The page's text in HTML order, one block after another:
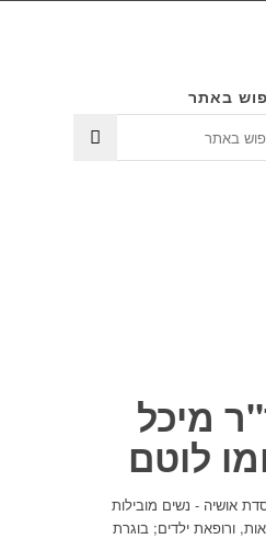
באתר
מיכל
לוטם
אושיה - נשים מובילות
ורופאת ילדים; בוגרת